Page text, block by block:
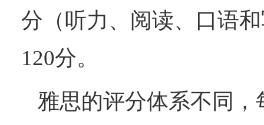
分（听力、阅读、口语
120分。‌
雅思的评分体系不同